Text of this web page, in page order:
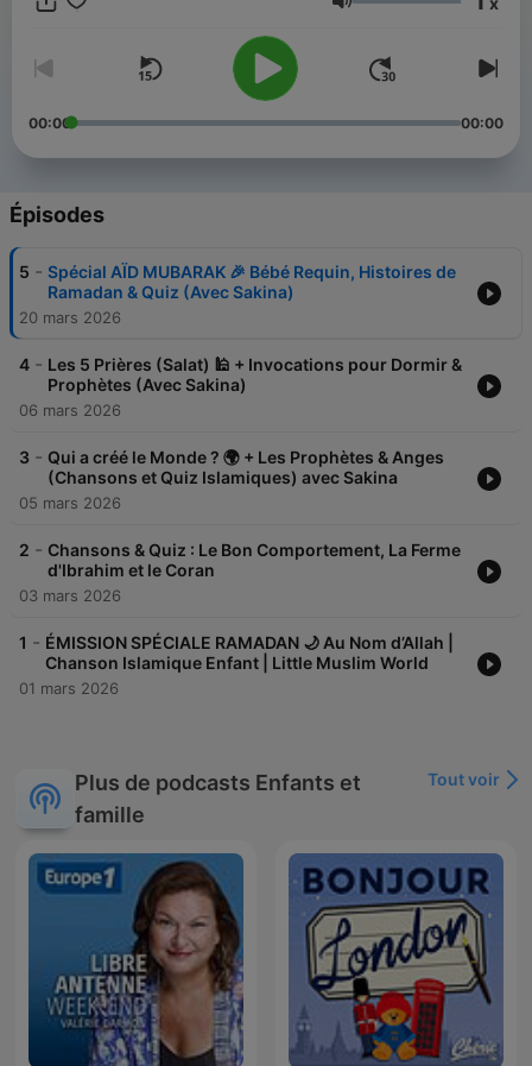
respecter leurs parents, 💫 Une playlist idéale
Volume
00:00 00:00
Épisodes
5 - Spécial AÏD MUBARAK 🎉 Bébé Requin, Histoires de
Ramadan & Quiz (Avec Sakina)
20 mars 2026
4 - Les 5 Prières (Salat) 🕌 + Invocations pour Dormir &
Prophètes (Avec Sakina)
06 mars 2026
3 - Qui a créé le Monde ? 🌍 + Les Prophètes & Anges
(Chansons et Quiz Islamiques) avec Sakina
05 mars 2026
2 - Chansons & Quiz : Le Bon Comportement, La Ferme
d'Ibrahim et le Coran
03 mars 2026
1 - ÉMISSION SPÉCIALE RAMADAN 🌙 Au Nom d’Allah |
Chanson Islamique Enfant | Little Muslim World
01 mars 2026
Plus de podcasts Enfants et
famille
Tout voir